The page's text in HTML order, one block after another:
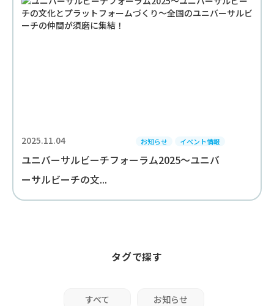
2025.11.04 お知らせ イベント情報
ユニバーサルビーチフォーラム2025～ユニバ
ーサルビーチの文...
タグで探す
すべて お知らせ